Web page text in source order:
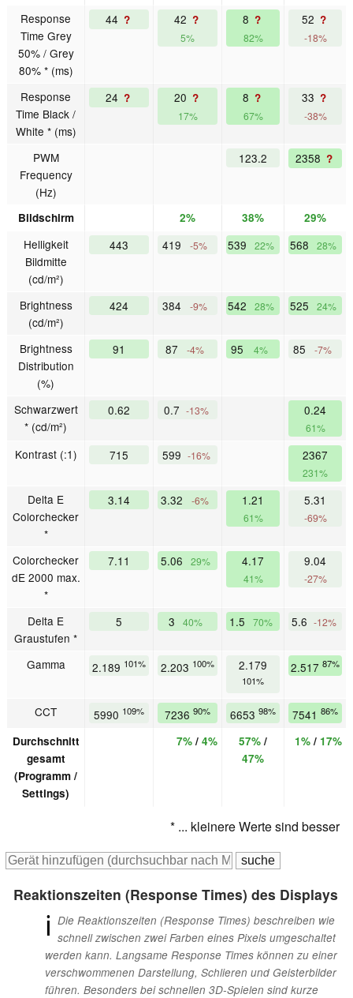
Response
Time Grey
50% / Grey
80% * (ms)
44 ? 42 ?
5%
8 ?
82%
52 ?
-18%
Response
Time Black /
White * (ms)
24 ? 20 ?
17%
8 ?
67%
33 ?
-38%
PWM
Frequency
(Hz)
123.2 2358 ?
Bildschirm 2% 38% 29%
Helligkeit
Bildmitte
(cd/m²)
443 419 -5% 539 22% 568 28%
Brightness
(cd/m²)
424 384 -9% 542 28% 525 24%
Brightness
Distribution
(%)
91 87 -4% 95 4% 85 -7%
Schwarzwert
* (cd/m²)
0.62 0.7 -13% 0.24
61%
Kontrast (:1) 715 599 -16% 2367
231%
Delta E
Colorchecker
*
3.14 3.32 -6% 1.21
61%
5.31
-69%
Colorchecker
dE 2000 max.
*
7.11 5.06 29% 4.17
41%
9.04
-27%
Delta E
Graustufen *
5 3 40% 1.5 70% 5.6 -12%
Gamma 2.189 101% 2.203 100% 2.179
101%
2.517 87%
CCT 5990 109% 7236 90% 6653 98% 7541 86%
Durchschnitt
gesamt
(Programm /
Settings)
7%/ 4% 57% /
47%
1%/ 17%
* ... kleinere Werte sind besser
Reaktionszeiten (Response Times) des Displays
ℹ Die Reaktionszeiten (Response Times) beschreiben wie
schnell zwischen zwei Farben eines Pixels umgeschaltet
werden kann. Langsame Response Times können zu einer
verschwommenen Darstellung, Schlieren und Geisterbilder
führen. Besonders bei schnellen 3D-Spielen sind kurze